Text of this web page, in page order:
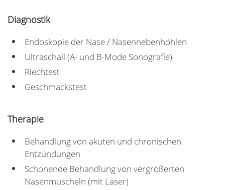
Diagnostik
Endoskopie der Nase / Nasennebenhöhlen
Ultraschall (A- und B-Mode Sonografie)
Riechtest
Geschmackstest
Therapie
Behandlung von akuten und chronischen
Entzündungen
Schonende Behandlung von vergrößerten
Nasenmuscheln (mit Laser)